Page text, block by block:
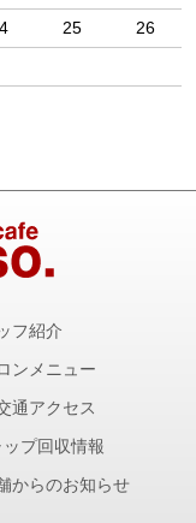
25
26
フ紹介
ンメニュー
通アクセス
プ回収情報
からのお知らせ